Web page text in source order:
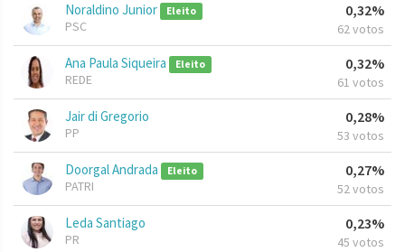
Noraldino Junior Eleito
PSC
0,32%
62 votos
Ana Paula Siqueira Eleito
REDE
0,32%
61 votos
Jair di Gregorio
PP
0,28%
53 votos
Doorgal Andrada Eleito
PATRI
0,27%
52 votos
Leda Santiago
PR
0,23%
45 votos